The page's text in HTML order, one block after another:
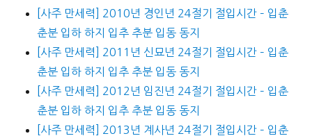
[사주 만세력] 2010년 경인년 24절기 절입시간 – 입춘
춘분 입하 하지 입추 추분 입동 동지
[사주 만세력] 2011년 신묘년 24절기 절입시간 – 입춘
춘분 입하 하지 입추 추분 입동 동지
[사주 만세력] 2012년 임진년 24절기 절입시간 – 입춘
춘분 입하 하지 입추 추분 입동 동지
[사주 만세력] 2013년 계사년 24절기 절입시간 – 입춘